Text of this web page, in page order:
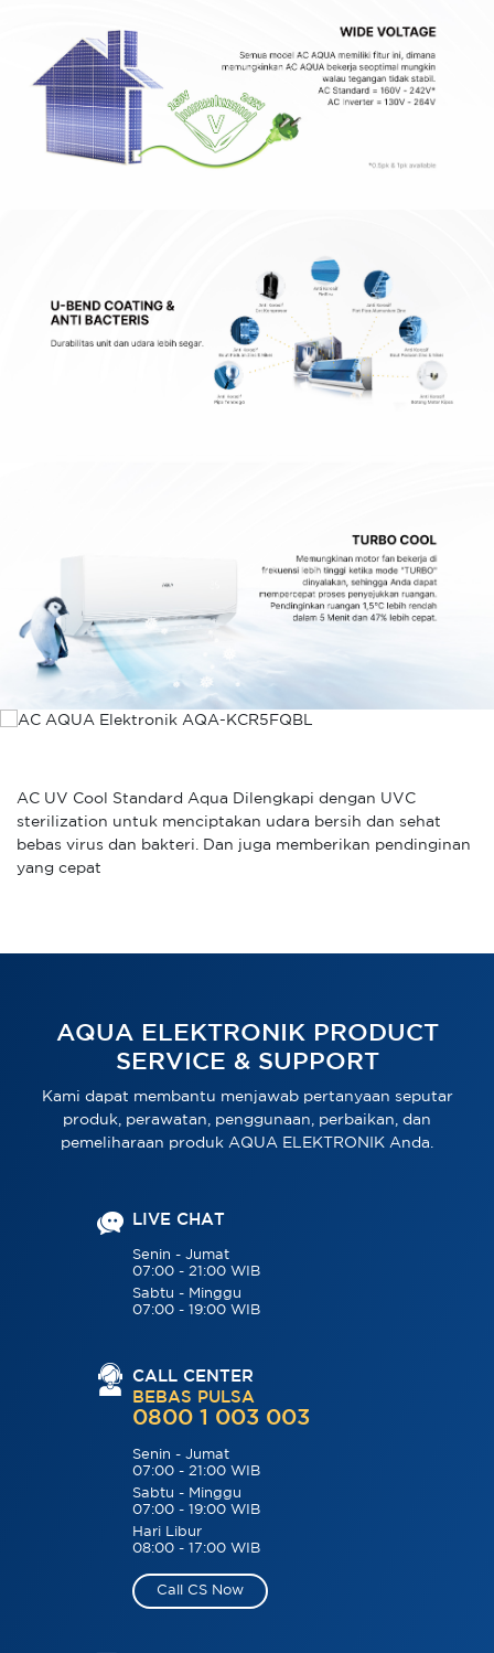
AC UV Cool Standard Aqua Dilengkapi dengan UVC
sterilization untuk menciptakan udara bersih dan sehat
bebas virus dan bakteri. Dan juga memberikan pendinginan
yang cepat
AQUA ELEKTRONIK PRODUCT
SERVICE & SUPPORT
Kami dapat membantu menjawab pertanyaan seputar
produk, perawatan, penggunaan, perbaikan, dan
pemeliharaan produk AQUA ELEKTRONIK Anda.
LIVE CHAT
Senin - Jumat
07:00 - 21:00 WIB
Sabtu - Minggu
07:00 - 19:00 WIB
CALL CENTER
BEBAS PULSA
0800 1 003 003
Senin - Jumat
07:00 - 21:00 WIB
Sabtu - Minggu
07:00 - 19:00 WIB
Hari Libur
08:00 - 17:00 WIB
Call CS Now